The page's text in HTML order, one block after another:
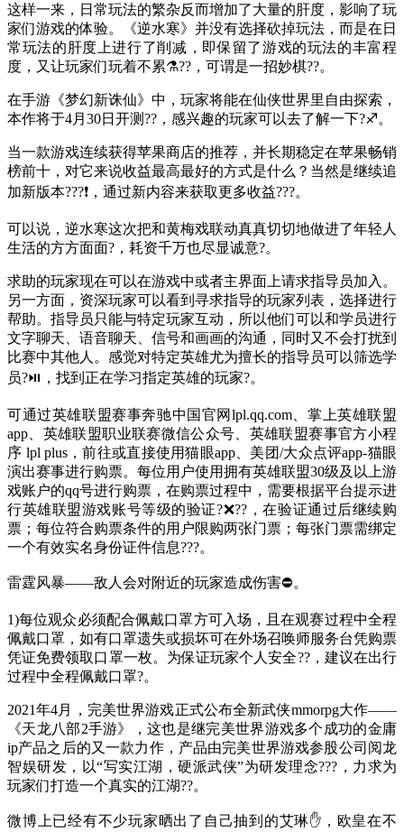
这样一来，日常玩法的繁杂反而增加了大量的肝度，影响了玩
家们游戏的体验。《逆水寒》并没有选择砍掉玩法，而是在日
常玩法的肝度上进行了削减，即保留了游戏的玩法的丰富程
度，又让玩家们玩着不累⚗??，可谓是一招妙棋??。
在手游《梦幻新诛仙》中，玩家将能在仙侠世界里自由探索，
本作将于4月30日开测??，感兴趣的玩家可以去了解一下?♐。
当一款游戏连续获得苹果商店的推荐，并长期稳定在苹果畅销
榜前十，对它来说收益最高最好的方式是什么？当然是继续追
加新版本???❗，通过新内容来获取更多收益???。
可以说，逆水寒这次把和黄梅戏联动真真切切地做进了年轻人
生活的方方面面?，耗资千万也尽显诚意?。
求助的玩家现在可以在游戏中或者主界面上请求指导员加入。
另一方面，资深玩家可以看到寻求指导的玩家列表，选择进行
帮助。指导员只能与特定玩家互动，所以他们可以和学员进行
文字聊天、语音聊天、信号和画画的沟通，同时又不会打扰到
比赛中其他人。感觉对特定英雄尤为擅长的指导员可以筛选学
员?⏯，找到正在学习指定英雄的玩家?。
可通过英雄联盟赛事奔驰中国官网lpl.qq.com、掌上英雄联盟
app、英雄联盟职业联赛微信公众号、英雄联盟赛事官方小程
序 lpl plus，前往或直接使用猫眼app、美团/大众点评app-猫眼
演出赛事进行购票。每位用户使用拥有英雄联盟30级及以上游
戏账户的qq号进行购票，在购票过程中，需要根据平台提示进
行英雄联盟游戏账号等级的验证?❌??，在验证通过后继续购
票；每位符合购票条件的用户限购两张门票；每张门票需绑定
一个有效实名身份证件信息???。
雷霆风暴——敌人会对附近的玩家造成伤害⛔。
1)每位观众必须配合佩戴口罩方可入场，且在观赛过程中全程
佩戴口罩，如有口罩遗失或损坏可在外场召唤师服务台凭购票
凭证免费领取口罩一枚。为保证玩家个人安全??，建议在出行
过程中全程佩戴口罩?。
2021年4月，完美世界游戏正式公布全新武侠mmorpg大作——
《天龙八部2手游》，这也是继完美世界游戏多个成功的金庸
ip产品之后的又一款力作，产品由完美世界游戏参股公司阅龙
智娱研发，以“写实江湖，硬派武侠”为研发理念???，力求为
玩家们打造一个真实的江湖??。
微博上已经有不少玩家晒出了自己抽到的艾琳✋，欧皇在不